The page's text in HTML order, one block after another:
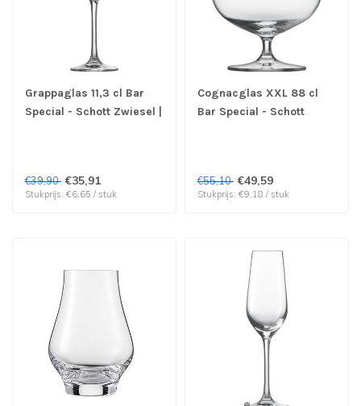
Grappaglas 11,3 cl Bar
Special - Schott Zwiesel |
€39,90 €35,91
Stukprijs: €6,65 / stuk
Cognacglas XXL 88 cl
Bar Special - Schott
€55,10 €49,59
Stukprijs: €9,18 / stuk